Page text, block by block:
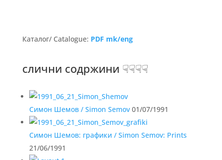
Каталог/ Catalogue: PDF mk/eng
слични содржини ☟☟☟☟
Симон Шемов / Simon Semov01/07/1991
Симон Шемов: графики / Simon Semov: Prints
21/06/1991